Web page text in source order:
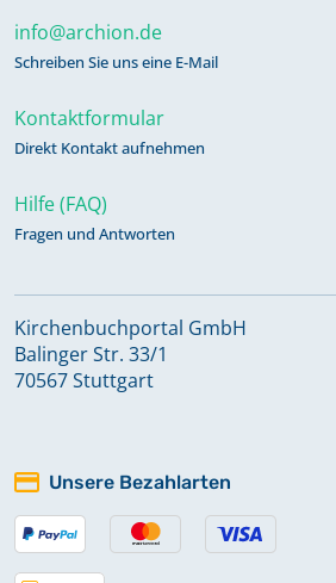
info@archion.de
Schreiben Sie uns eine E-Mail
Kontaktformular
Direkt Kontakt aufnehmen
Hilfe (FAQ)
Fragen und Antworten
Kirchenbuchportal GmbH
Balinger Str. 33/1
70567 Stuttgart
Unsere Bezahlarten